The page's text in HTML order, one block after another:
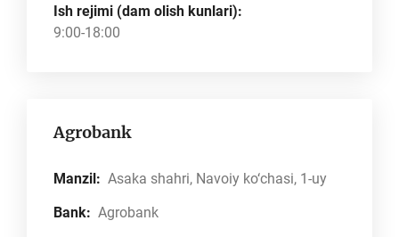
Ish rejimi (dam olish kunlari):
9:00-18:00
Agrobank
Manzil: Asaka shahri, Navoiy ko‘chasi, 1-uy
Bank: Agrobank